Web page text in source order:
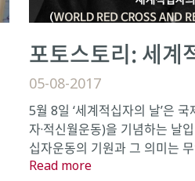
포토스토리: 세계
05-08-2017
5월 8일 ‘세계적십자의 날’은
자·적신월운동)을 기념하는 날
십자운동의 기원과 그 의미는
Read more